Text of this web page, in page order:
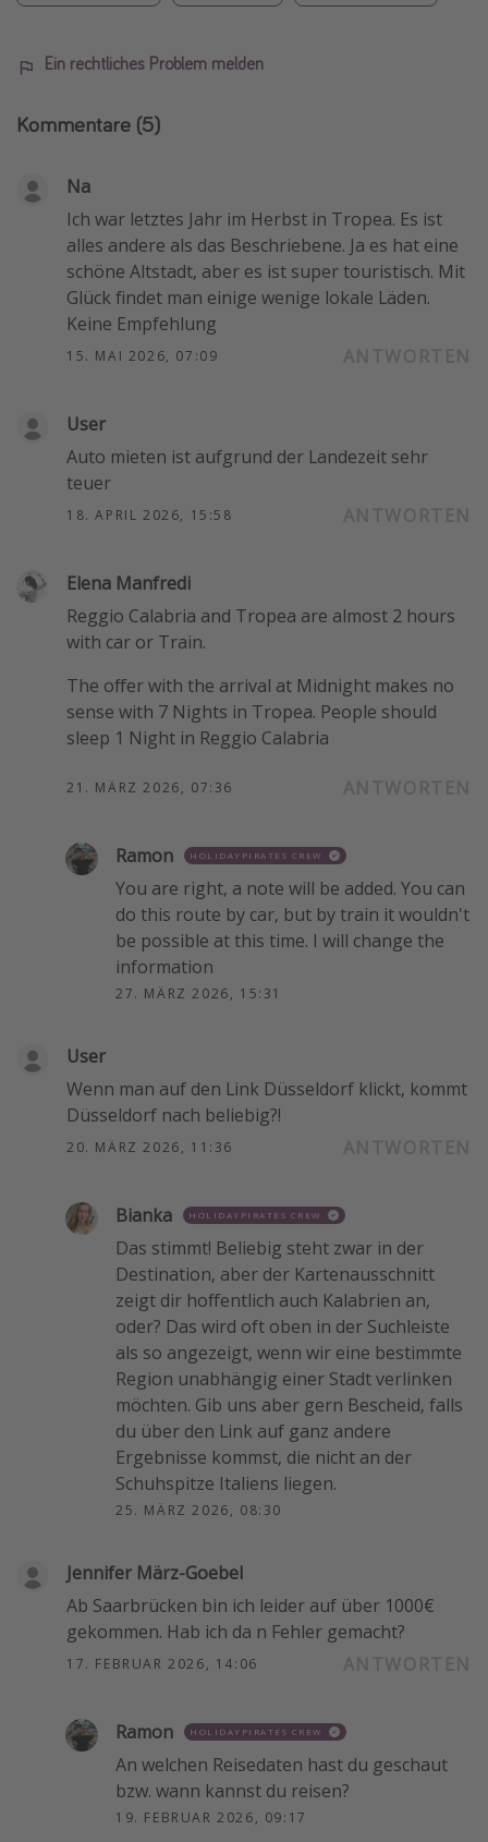
Ein rechtliches Problem melden
Kommentare (5)
Na
Ich war letztes Jahr im Herbst in Tropea. Es ist
alles andere als das Beschriebene. Ja es hat eine
schöne Altstadt, aber es ist super touristisch. Mit
Glück findet man einige wenige lokale Läden.
Keine Empfehlung
15. MAI 2026, 07:09
User
Auto mieten ist aufgrund der Landezeit sehr
teuer
18. APRIL 2026, 15:58
Elena Manfredi
Reggio Calabria and Tropea are almost 2 hours
with car or Train.
The offer with the arrival at Midnight makes no
sense with 7 Nights in Tropea. People should
sleep 1 Night in Reggio Calabria
21. MÄRZ 2026, 07:36
Ramon HOLIDAYPIRATES CREW
You are right, a note will be added. You can
do this route by car, but by train it wouldn't
be possible at this time. I will change the
information
27. MÄRZ 2026, 15:31
User
Wenn man auf den Link Düsseldorf klickt, kommt
Düsseldorf nach beliebig?!
20. MÄRZ 2026, 11:36
Bianka HOLIDAYPIRATES CREW
Das stimmt! Beliebig steht zwar in der
Destination, aber der Kartenausschnitt
zeigt dir hoffentlich auch Kalabrien an,
oder? Das wird oft oben in der Suchleiste
als so angezeigt, wenn wir eine bestimmte
Region unabhängig einer Stadt verlinken
möchten. Gib uns aber gern Bescheid, falls
du über den Link auf ganz andere
Ergebnisse kommst, die nicht an der
Schuhspitze Italiens liegen.
25. MÄRZ 2026, 08:30
Jennifer März-Goebel
Ab Saarbrücken bin ich leider auf über 1000€
gekommen. Hab ich da n Fehler gemacht?
17. FEBRUAR 2026, 14:06
Ramon HOLIDAYPIRATES CREW
An welchen Reisedaten hast du geschaut
bzw. wann kannst du reisen?
19. FEBRUAR 2026, 09:17